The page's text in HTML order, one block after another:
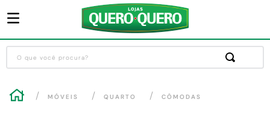
O que você procura?
MÓVEIS QUARTO CÔMODAS
1º
guarda roupa